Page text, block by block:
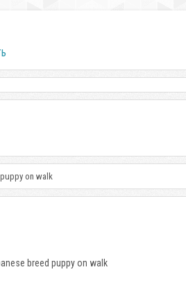
on walk